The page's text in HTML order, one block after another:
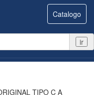
Catalogo
ir